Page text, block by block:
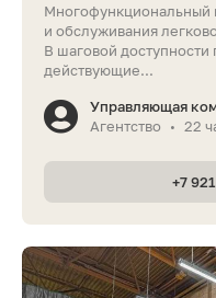
Многофункциональный
и обслуживания
В шаговой доступности
действующие...
Управляющая
Агентство
• 22
+7 921